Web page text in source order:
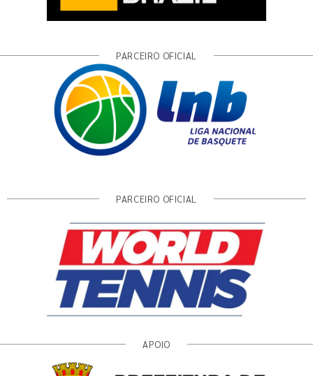
PARCEIRO OFICIAL
PARCEIRO OFICIAL
APOIO